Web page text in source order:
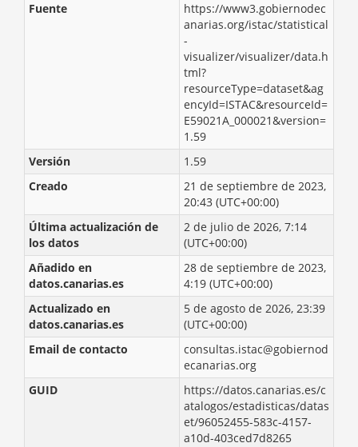
Fuente
https://www3.gobiernodec
anarias.org/istac/statistical
-
visualizer/visualizer/data.h
tml?
resourceType=dataset&ag
encyId=ISTAC&resourceId=
E59021A_000021&version=
1.59
Versión
1.59
Creado
21 de septiembre de 2023,
20:43 (UTC+00:00)
Última actualización de
los datos
2 de julio de 2026, 7:14
(UTC+00:00)
Añadido en
datos.canarias.es
28 de septiembre de 2023,
4:19 (UTC+00:00)
Actualizado en
datos.canarias.es
5 de agosto de 2026, 23:39
(UTC+00:00)
Email de contacto
consultas.istac@gobiernod
ecanarias.org
GUID
https://datos.canarias.es/c
atalogos/estadisticas/datas
et/96052455-583c-4157-
a10d-403ced7d8265